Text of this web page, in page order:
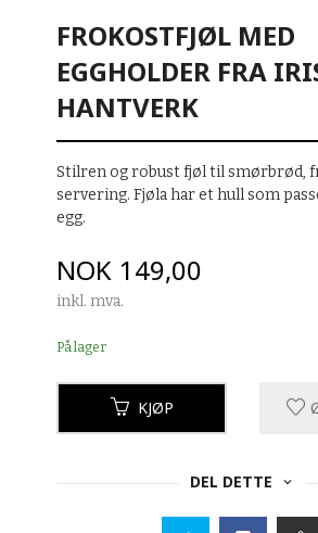
FROKOSTFJØL MED
EGGHOLDER FRA
HANTVERK
Stilren og robust fjøl til smørbrød,
servering. Fjøla har et hull som
egg.
Pris
NOK 149,00
inkl. mva.
På lager
KJØP
DEL DETTE